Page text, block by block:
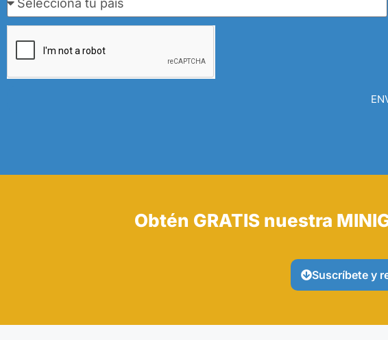
Obtén GRATIS nuestra
Suscríbete y